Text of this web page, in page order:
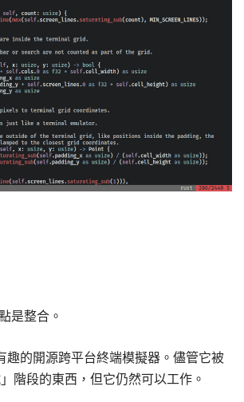
是整合。
趣的開源跨平台終端模擬器。儘管它被
階段的東西，但它仍然可以工作。